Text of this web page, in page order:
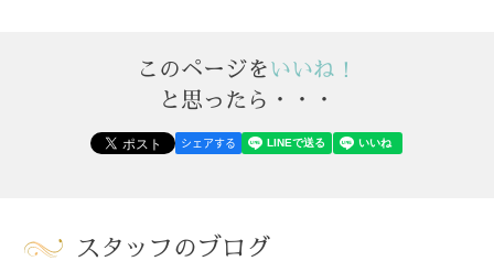
このページをいいね！
と思ったら・・・
シェアする
スタッフのブログ